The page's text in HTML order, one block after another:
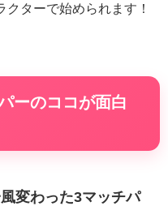
ターで始められます！
ーのココが面白
変わった3マッチパ